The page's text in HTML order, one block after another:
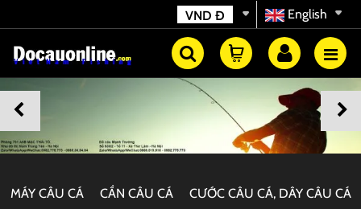
English
VND Đ
MÁY CÂU CÁ CẦN CÂU CÁ CƯỚC CÂU CÁ, DÂY CÂU CÁ